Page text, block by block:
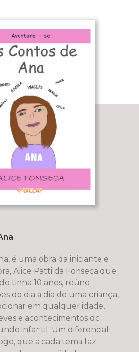
é uma obra da iniciante e
Alice Patti da Fonseca que
tinha 10 anos, reúne
do dia a dia de uma criança,
em qualquer idade,
e acontecimentos do
infantil. Um diferencial
que a cada tema faz